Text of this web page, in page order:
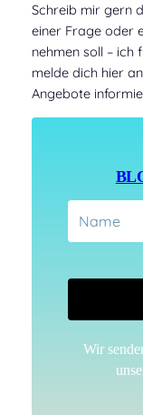
Schreib mir gern
einer Frage oder
nehmen soll – ich
melde dich hier
Angebote
Wir